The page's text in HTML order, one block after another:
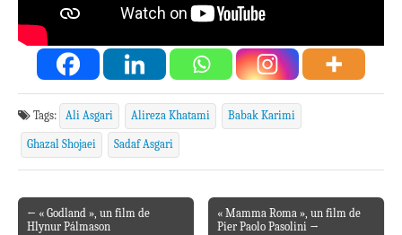
Tags: Ali Asgari Alireza Khatami Babak Karimi
Ghazal Shojaei Sadaf Asgari
Post navigation
← « Godland », un film de
Hlynur Pálmason
« Mamma Roma », un film de
Pier Paolo Pasolini →